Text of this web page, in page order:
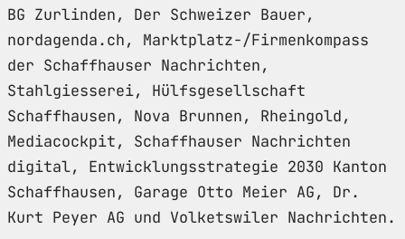
BG Zurlinden, Der Schweizer Bauer,
nordagenda.ch, Marktplatz-/Firmenkompass
der Schaffhauser Nachrichten,
Stahlgiesserei, Hülfsgesellschaft
Schaffhausen, Nova Brunnen, Rheingold,
Mediacockpit, Schaffhauser Nachrichten
digital, Entwicklungsstrategie 2030 Kanton
Schaffhausen, Garage Otto Meier AG, Dr.
Kurt Peyer AG und Volketswiler Nachrichten.